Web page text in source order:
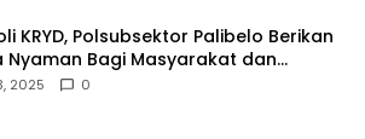
KRYD, Polsubsektor Palibelo Berikan
Nyaman Bagi Masyarakat dan
Aksi Menjurus Premanisme
2025 0